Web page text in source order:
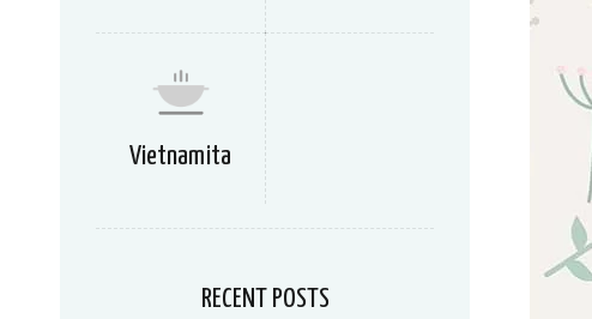
Vietnamita
RECENT POSTS